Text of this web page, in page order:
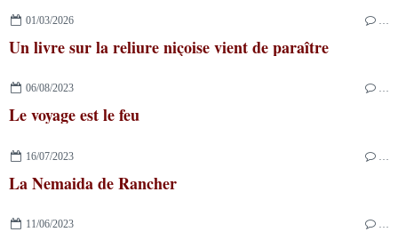
01/03/2026 …
Un livre sur la reliure niçoise vient de paraître
06/08/2023 …
Le voyage est le feu
16/07/2023
La Nemaida de Rancher
11/06/2023 …